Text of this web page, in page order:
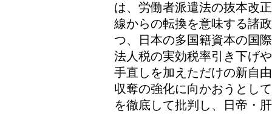
は、労働者派遣法の抜本改
線からの転換を意味する諸
つ、日本の多国籍資本の国
法人税の実効税率引き下げ
手直しを加えただけの新自
収奪の強化に向かおうとし
を徹底して批判し、日帝・